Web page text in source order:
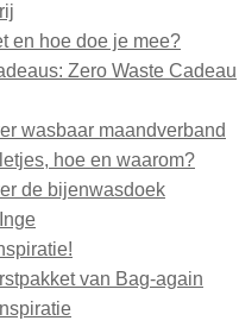
en hoe doe je mee?
Zero Waste Cadeau
wasbaar maandverband
hoe en waarom?
de bijenwasdoek
van Bag-again